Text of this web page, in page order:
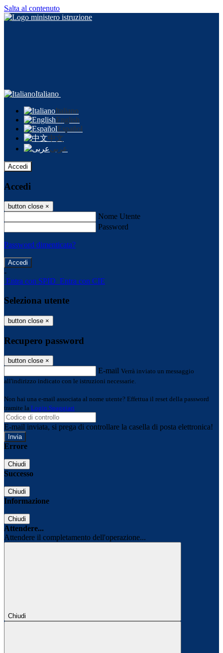
Salta al contenuto
Italiano
Italiano
English
Español
中文
عربى
Accedi
Accedi
button close ×
Nome Utente
Password
Password dimenticata?
-
Entra con SPID Entra con CIE
Seleziona utente
button close ×
Recupero password
button close ×
E-mail Verrà inviato un messaggio
all'indirizzo indicato con le istruzioni necessarie.
Non hai una e-mail associata al nome utente? Effettua il reset della password
tramite la Login Spaggiari
E-mail inviata, si prega di controllare la casella di posta elettronica!
Errore
Chiudi
Successo
Chiudi
Informazione
Chiudi
Attendere...
Attendere il completamento dell'operazione...
Chiudi